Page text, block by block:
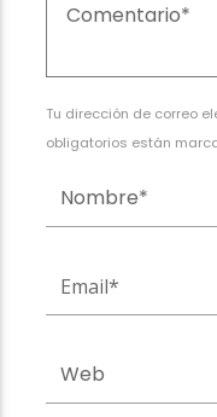
Tu dirección de correo
obligatorios están